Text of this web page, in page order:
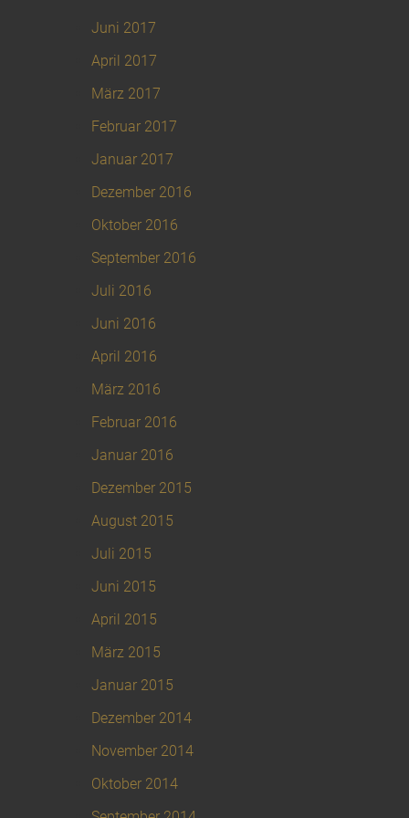
Juni 2017
April 2017
März 2017
Februar 2017
Januar 2017
Dezember 2016
Oktober 2016
September 2016
Juli 2016
Juni 2016
April 2016
März 2016
Februar 2016
Januar 2016
Dezember 2015
August 2015
Juli 2015
Juni 2015
April 2015
März 2015
Januar 2015
Dezember 2014
November 2014
Oktober 2014